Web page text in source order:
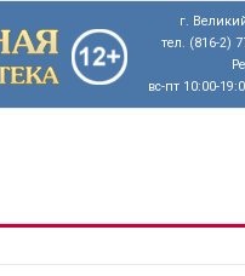
г.
тел. (816-2)
вс-пт 10:00-